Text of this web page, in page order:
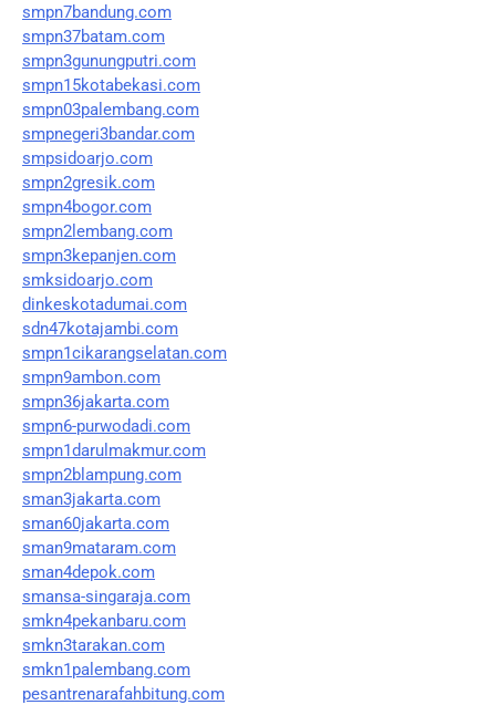
smpn7bandung.com
smpn37batam.com
smpn3gunungputri.com
smpn15kotabekasi.com
smpn03palembang.com
smpnegeri3bandar.com
smpsidoarjo.com
smpn2gresik.com
smpn4bogor.com
smpn2lembang.com
smpn3kepanjen.com
smksidoarjo.com
dinkeskotadumai.com
sdn47kotajambi.com
smpn1cikarangselatan.com
smpn9ambon.com
smpn36jakarta.com
smpn6-purwodadi.com
smpn1darulmakmur.com
smpn2blampung.com
sman3jakarta.com
sman60jakarta.com
sman9mataram.com
sman4depok.com
smansa-singaraja.com
smkn4pekanbaru.com
smkn3tarakan.com
smkn1palembang.com
pesantrenarafahbitung.com